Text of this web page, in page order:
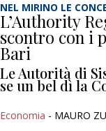
NEL MIRINO LE
L’Authority
scontro con i
Bari
Le Autorità di
se un bel dì la
Economia - MAURO